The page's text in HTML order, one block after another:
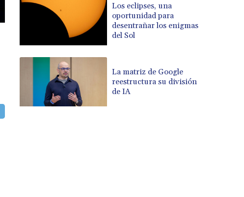
Los eclipses, una
oportunidad para
desentrañar los enigmas
del Sol
La matriz de Google
reestructura su división
de IA